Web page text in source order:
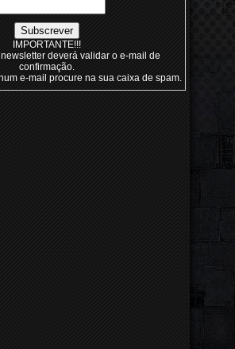
IMPORTANTE!!!
deverá validar o e-mail de
confirmação.
e-mail procure na sua caixa de spam.